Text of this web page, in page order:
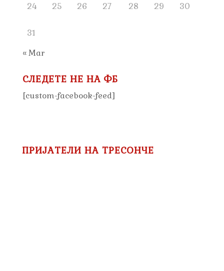
24 25 26 27 28 29 30
31
« Mar
СЛЕДЕТЕ НЕ НА ФБ
[custom-facebook-feed]
ПРИЈАТЕЛИ НА ТРЕСОНЧЕ